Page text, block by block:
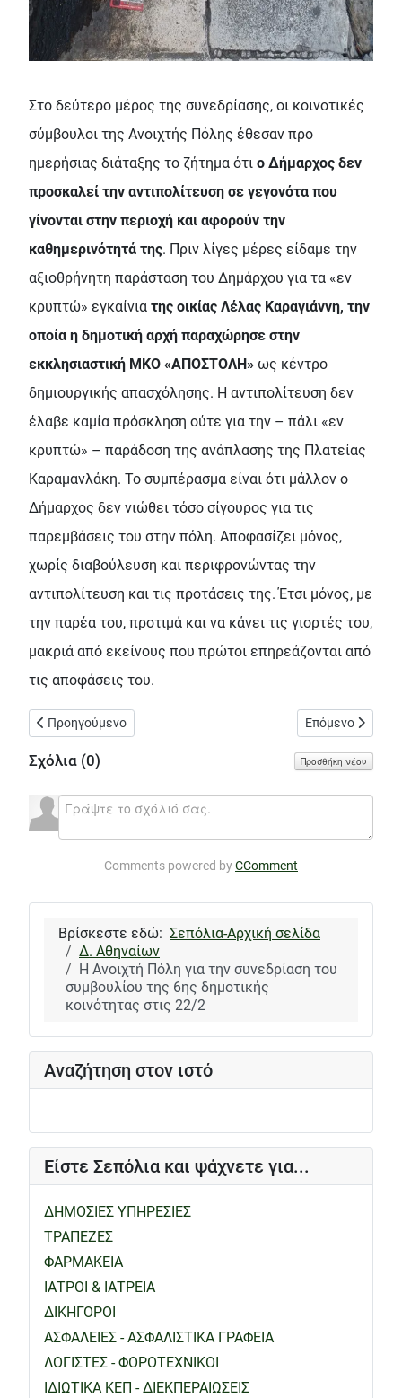
Αναζήτηση στον ιστό
Είστε Σεπόλια και ψάχνετε για...
ΔΗΜΟΣΙΕΣ ΥΠΗΡΕΣΙΕΣ
ΤΡΑΠΕΖΕΣ
ΦΑΡΜΑΚΕΙΑ
ΙΑΤΡΟΙ & ΙΑΤΡΕΙΑ
ΔΙΚΗΓΟΡΟΙ
ΑΣΦΑΛΕΙΕΣ - ΑΣΦΑΛΙΣΤΙΚΑ ΓΡΑΦΕΙΑ
ΛΟΓΙΣΤΕΣ - ΦΟΡΟΤΕΧΝΙΚΟΙ
ΙΔΙΩΤΙΚΑ ΚΕΠ - ΔΙΕΚΠΕΡΑΙΩΣΕΙΣ
Στο δεύτερο μέρος της συνεδρίασης, οι κοινοτικές
σύμβουλοι της Ανοιχτής Πόλης έθεσαν προ
ημερήσιας διάταξης το ζήτημα ότι ο Δήμαρχος δεν
προσκαλεί την αντιπολίτευση σε γεγονότα που
γίνονται στην περιοχή και αφορούν την
καθημερινότητά της. Πριν λίγες μέρες είδαμε την
αξιοθρήνητη παράσταση του Δημάρχου για τα «εν
κρυπτώ» εγκαίνια της οικίας Λέλας Καραγιάννη, την
οποία η δημοτική αρχή παραχώρησε στην
εκκλησιαστική ΜΚΟ «ΑΠΟΣΤΟΛΗ» ως κέντρο
δημιουργικής απασχόλησης. Η αντιπολίτευση δεν
έλαβε καμία πρόσκληση ούτε για την – πάλι «εν
κρυπτώ» – παράδοση της ανάπλασης της Πλατείας
Καραμανλάκη. Το συμπέρασμα είναι ότι μάλλον ο
Δήμαρχος δεν νιώθει τόσο σίγουρος για τις
παρεμβάσεις του στην πόλη. Αποφασίζει μόνος,
χωρίς διαβούλευση και περιφρονώντας την
αντιπολίτευση και τις προτάσεις της. Έτσι μόνος, με
την παρέα του, προτιμά και να κάνει τις γιορτές του,
μακριά από εκείνους που πρώτοι επηρεάζονται από
τις αποφάσεις του.
Προηγούμενο άρθρο: Δεκαεννέα (19) συμβασιούχοι του
Προηγούμενο Επόμενο άρθρο:
Επόμενο
Σχόλια (0) Προσθήκη νέου
Comments powered byCComment
Βρίσκεστε εδώ: Σεπόλια-Αρχική σελίδα
Δ. Αθηναίων
Η Ανοιχτή Πόλη για την συνεδρίαση του
συμβουλίου της 6ης δημοτικής
κοινότητας στις 22/2